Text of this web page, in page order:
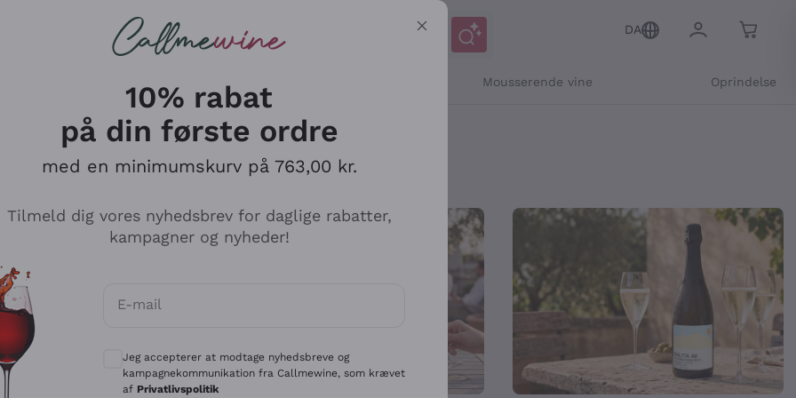
DA
Mousserende vine Oprindelse
Vinbutik og Online Shop
10% rabat
på din første ordre
med en minimumskurv på 763,00 kr.
Tilmeld dig vores nyhedsbrev for daglige rabatter,
kampagner og nyheder!
E-mail
Valgfrie samtykker for at modtage kommunikation og personlige tilbud
Jeg accepterer at modtage nyhedsbreve og
kampagnekommunikation fra Callmewine, som krævet
af Privatlivspolitik